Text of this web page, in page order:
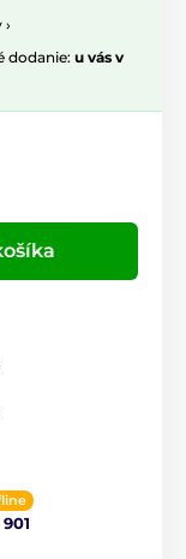
dodanie: u vás v